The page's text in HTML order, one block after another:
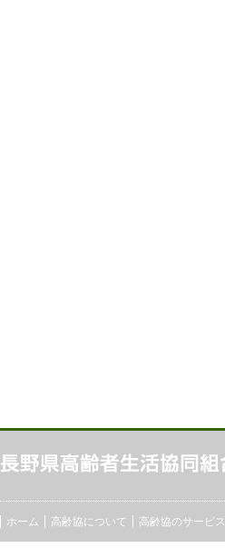
ホーム 高齢協について 高齢協のサービス